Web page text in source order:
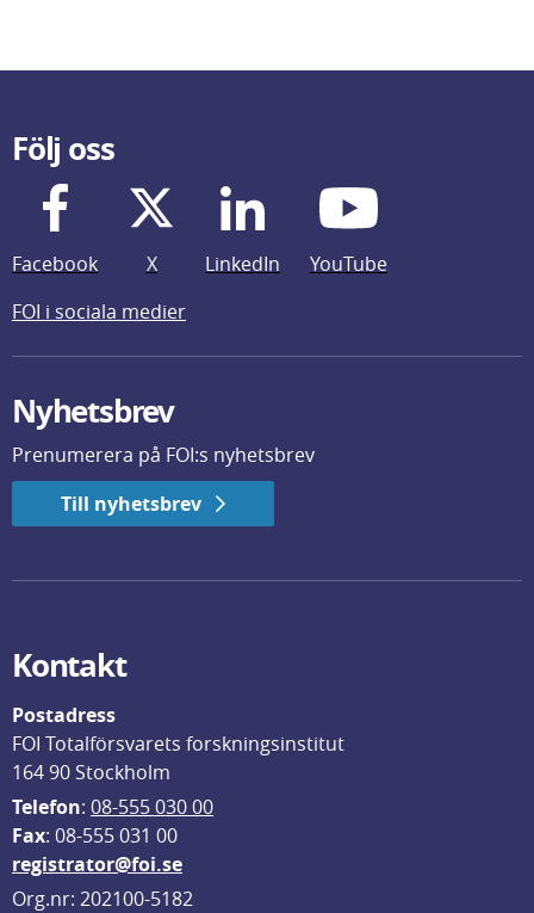
Följ oss
Facebook X LinkedIn
YouTube
FOI i sociala medier
Nyhetsbrev
Prenumerera på FOI:s nyhetsbrev
Till nyhetsbrev
Kontakt
Postadress
FOI Totalförsvarets forskningsinstitut
164 90 Stockholm
Telefon: 08-555 030 00
Fax: 08-555 031 00
registrator@foi.se
Org.nr: 202100-5182